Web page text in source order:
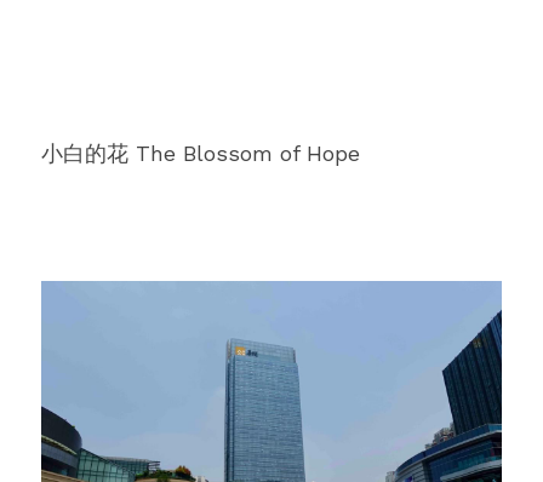
小白的花 The Blossom of Hope